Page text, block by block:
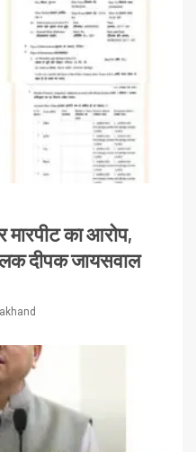
का आरोप,
दीपक जायसवाल